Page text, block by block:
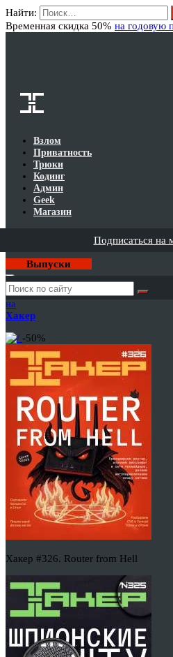
Найти:
Временная скидка 50% на годовую
Взлом
Приватность
Трюки
Кодинг
Админ
Geek
Магазин
Подписаться на
Выпуски
Годовая
подписка
на
Хакер
-50%
Хакер #326. Router from Hell